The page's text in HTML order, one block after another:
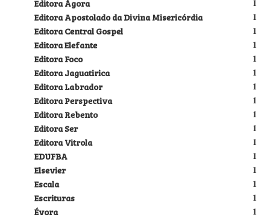
1
Editora Ágora
1
Editora Apostolado da Divina Misericórdia
1
Editora Central Gospel
1
Editora Elefante
1
Editora Foco
1
Editora Jaguatirica
1
Editora Labrador
1
Editora Perspectiva
1
Editora Rebento
1
Editora Ser
1
Editora Vitrola
1
EDUFBA
1
Elsevier
1
Escala
1
Escrituras
1
Évora